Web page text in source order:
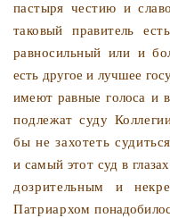
пастыря честию и
таковый правитель
равносильный или и
есть другое и лучшее
имеют равные голоса и
подлежат суду
бы не захотеть
и самый этот суд в
дозрительным и
Патриар­хом